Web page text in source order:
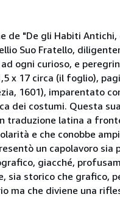
de "De gli Habiti
Suo Fratello,
ogni curioso, e
x 17 circa (il foglio),
1601),
dei costumi. Questa
traduzione latina a
e che conobbe
un capolavoro
giacché,
sia storico che grafico,
ma che diviene una